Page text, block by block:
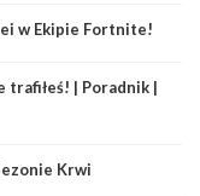
w Ekipie Fortnite!
trafiłeś! | Poradnik |
Krwi